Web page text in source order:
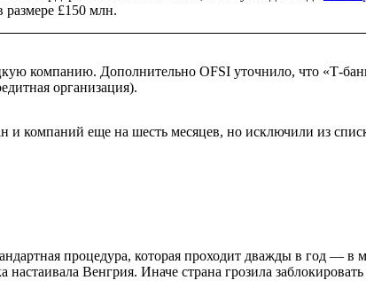
£150 млн.
компанию. Дополнительно OFSI уточнило, что «Т-
организация).
и компаний еще на шесть месяцев, но исключили из
процедура, которая проходит дважды в год — в
Венгрия. Иначе страна грозила